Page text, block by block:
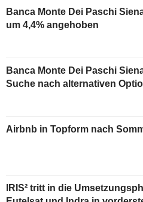
Banca Monte Dei Paschi
um 4,4% angehoben
Banca Monte Dei Paschi
Suche nach alternativen
Airbnb in Topform nach
IRIS² tritt in die